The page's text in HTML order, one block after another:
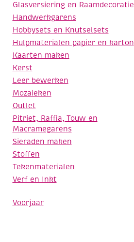
Glasversiering en Raamdecoratie
Handwerkgarens
Hobbysets en Knutselsets
Hulpmaterialen papier en karton
Kaarten maken
Kerst
Leer bewerken
Mozaieken
Outlet
Pitriet, Raffia, Touw en
Macramegarens
Sieraden maken
Stoffen
Tekenmaterialen
Verf en Inkt
Voorjaar